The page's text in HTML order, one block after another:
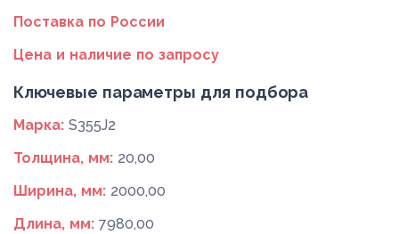
Поставка по России
Цена и наличие по запросу
Ключевые параметры для подбора
Марка: S355J2
Толщина, мм: 20,00
Ширина, мм: 2000,00
Длина, мм: 7980,00